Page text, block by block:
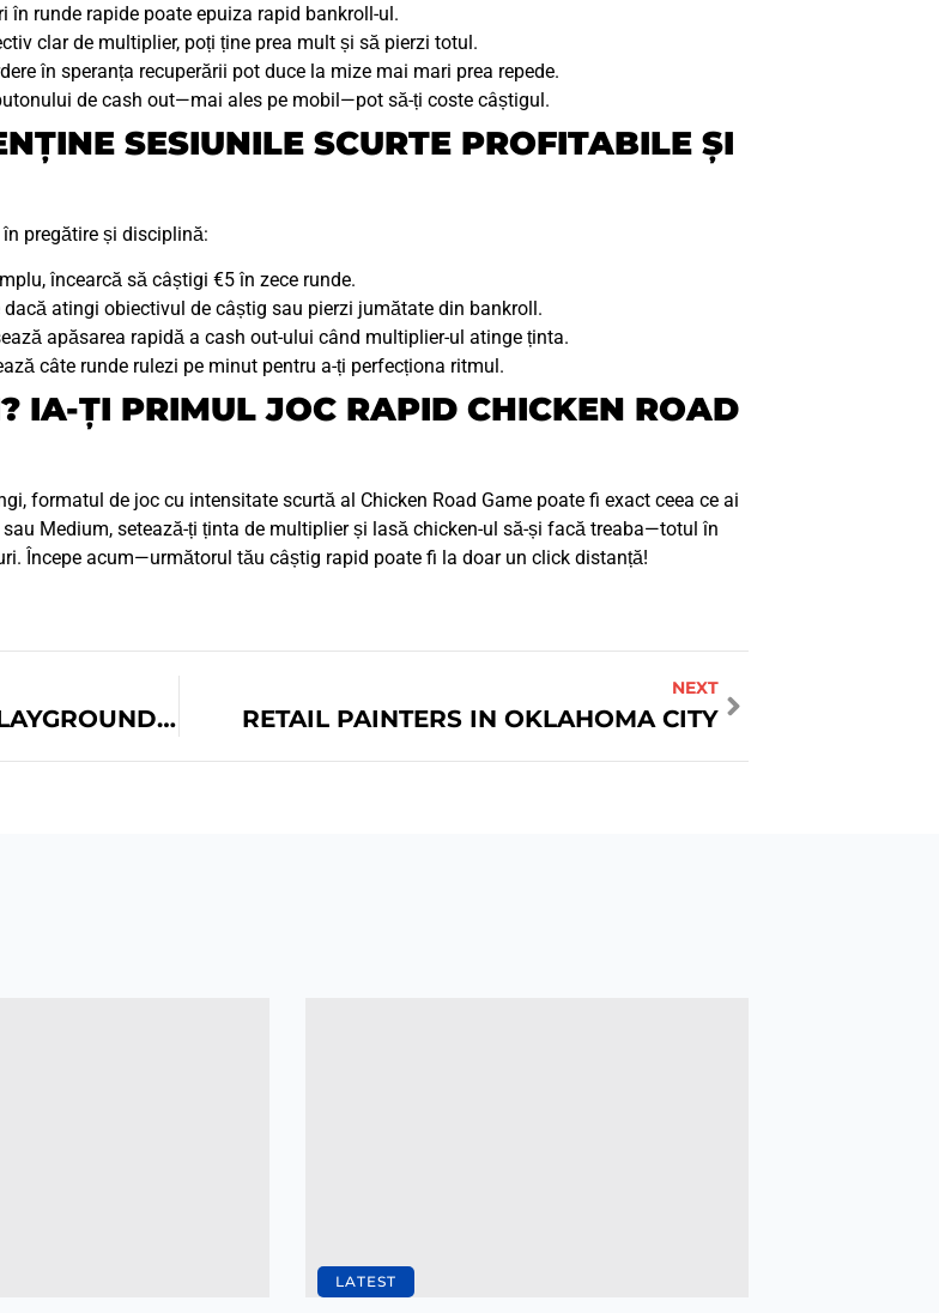
în runde rapide poate epuiza rapid bankroll-ul.
clar de multiplier, poți ține prea mult și să pierzi totul.
în speranța recuperării pot duce la mize mai mari prea repede.
de cash out—mai ales pe mobil—pot să-ți coste câștigul.
SESIUNILE SCURTE PROFITABILE ȘI
pregătire și disciplină:
încearcă să câștigi €5 în zece runde.
dacă atingi obiectivul de câștig sau pierzi jumătate din bankroll.
apăsarea rapidă a cash out-ului când multiplier-ul atinge ținta.
câte runde rulezi pe minut pentru a-ți perfecționa ritmul.
IA-ȚI PRIMUL JOC RAPID CHICKEN ROAD
formatul de joc cu intensitate scurtă al Chicken Road Game poate fi exact ceea ce ai
Medium, setează-ți ținta de multiplier și lasă chicken-ul să-și facă treaba—totul în
Începe acum—următorul tău câștig rapid poate fi la doar un click distanță!
MONSTERWIN CASINO: EL PLAYGROUND DEFINITIVO PARA GANANCIAS RÁPIDAS
NEXT
RETAIL PAINTERS IN OKLAHOMA CITY
LATEST